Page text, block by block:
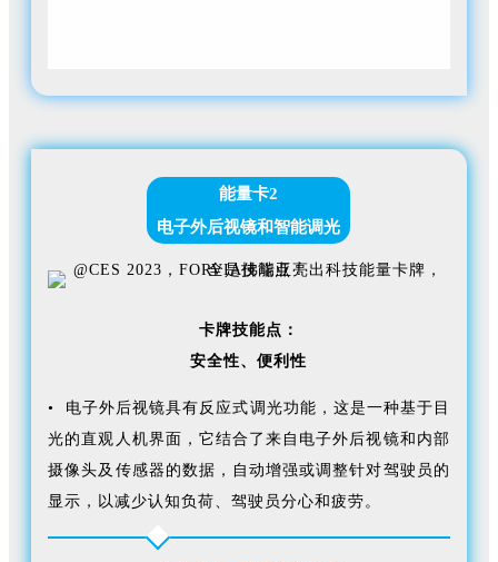
能量卡2
电子外后视镜和智能调光
卡牌技能点：
安全性、便利性
• 电子外后视镜具有反应式调光功能，这是一种基于目
光的直观人机界面，它结合了来自电子外后视镜和内部
摄像头及传感器的数据，自动增强或调整针对驾驶员的
显示，以减少认知负荷、驾驶员分心和疲劳。